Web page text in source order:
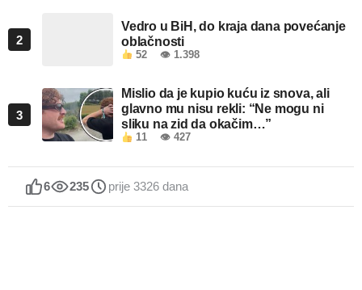
2
Vedro u BiH, do kraja dana povećanje
oblačnosti
52 👁 1.398
3
Mislio da je kupio kuću iz snova, ali
glavno mu nisu rekli: “Ne mogu ni
sliku na zid da okačim…”
11 👁 427
6 235 prije 3326 dana